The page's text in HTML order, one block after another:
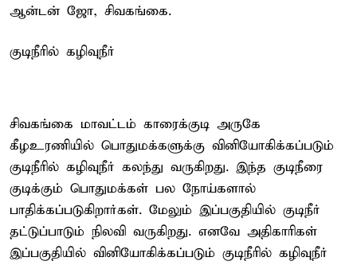
ஆன்டன் ஜோ, சிவகங்கை.
குடிநீரில் கழிவுநீர்
சிவகங்கை மாவட்டம் காரைக்குடி அருகே
கீழஉரணியில் பொதுமக்களுக்கு வினியோகிக்கப்படும்
குடிநீரில் கழிவுநீர் கலந்து வருகிறது. இந்த குடிநீரை
குடிக்கும் பொதுமக்கள் பல நோய்களால்
பாதிக்கப்படுகிறார்கள். மேலும் இப்பகுதியில் குடிநீர்
தட்டுப்பாடும் நிலவி வருகிறது. எனவே அதிகாரிகள்
இப்பகுதியில் வினியோகிக்கப்படும் குடிநீரில் கழிவுநீர்